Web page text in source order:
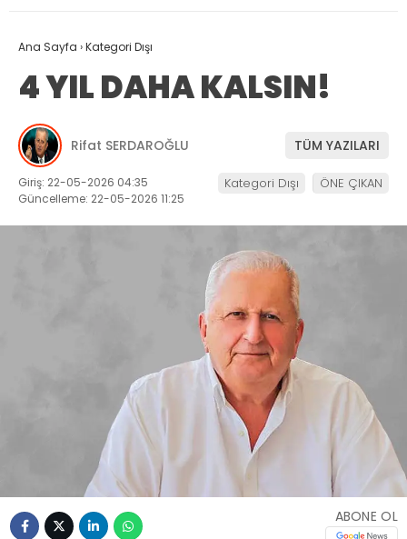
Ana Sayfa ›Kategori Dışı
4 YIL DAHA KALSIN!
Rifat SERDAROĞLU TÜM YAZILARI
Giriş: 22-05-2026 04:35
Güncelleme: 22-05-2026 11:25
Kategori Dışı ÖNE ÇIKAN
ABONE OL